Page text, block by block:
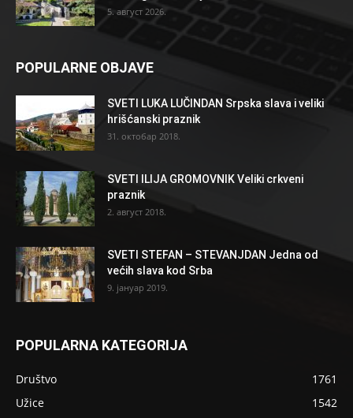
5. август 2026.
POPULARNE OBJAVE
SVETI LUKA LUČINDAN Srpska slava i veliki
hrišćanski praznik
31. октобар 2018.
SVETI ILIJA GROMOVNIK Veliki crkveni
praznik
2. август 2018.
SVETI STEFAN – STEVANJDAN Jedna od
većih slava kod Srba
9. јануар 2019.
POPULARNA KATEGORIJA
Društvo
1761
Užice
1542